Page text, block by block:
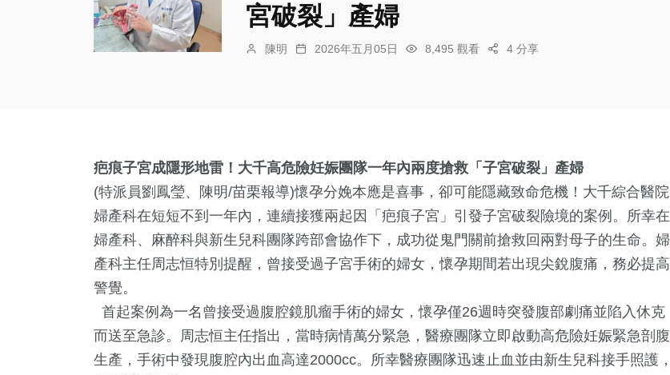
宮破裂」產婦
陳明 2026年五月05日 8,495 觀看 4 分享
疤痕子宮成隱形地雷！大千高危險妊娠團隊一年內兩度搶救「子宮破裂」產婦
(特派員劉鳳瑩、陳明/苗栗報導)懷孕分娩本應是喜事，卻可能隱藏致命危機！大千綜合醫院
婦產科在短短不到一年內，連續接獲兩起因「疤痕子宮」引發子宮破裂險境的案例。所幸在
婦產科、麻醉科與新生兒科團隊跨部會協作下，成功從鬼門關前搶救回兩對母子的生命。婦
產科主任周志恒特別提醒，曾接受過子宮手術的婦女，懷孕期間若出現尖銳腹痛，務必提高
警覺。
首起案例為一名曾接受過腹腔鏡肌瘤手術的婦女，懷孕僅26週時突發腹部劇痛並陷入休克
而送至急診。周志恒主任指出，當時病情萬分緊急，醫療團隊立即啟動高危險妊娠緊急剖腹
生產，手術中發現腹腔內出血高達2000cc。所幸醫療團隊迅速止血並由新生兒科接手照護，